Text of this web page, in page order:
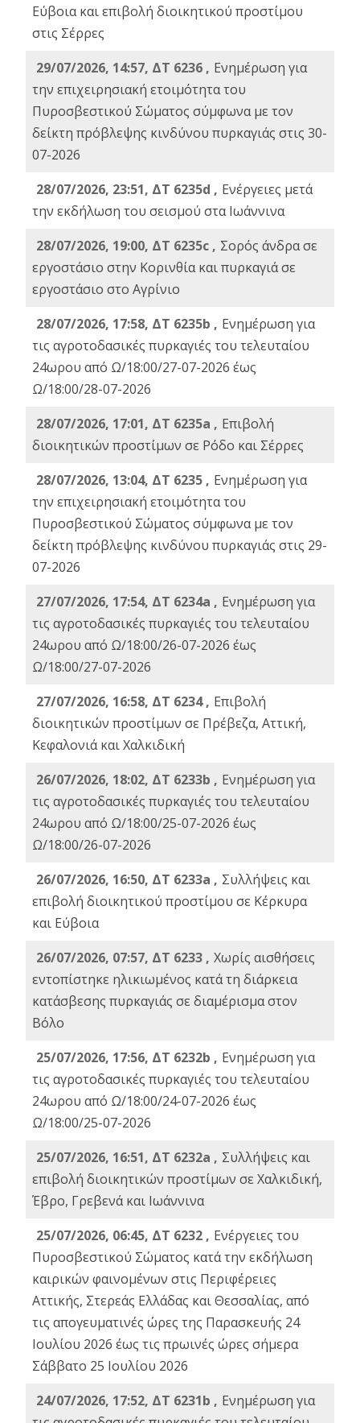
Εύβοια και επιβολή διοικητικού προστίμου
στις Σέρρες
29/07/2026, 14:57, ΔΤ 6236 , Ενημέρωση για
την επιχειρησιακή ετοιμότητα του
Πυροσβεστικού Σώματος σύμφωνα με τον
δείκτη πρόβλεψης κινδύνου πυρκαγιάς στις 30-
07-2026
28/07/2026, 23:51, ΔΤ 6235d , Ενέργειες μετά
την εκδήλωση του σεισμού στα Ιωάννινα
28/07/2026, 19:00, ΔΤ 6235c , Σορός άνδρα σε
εργοστάσιο στην Κορινθία και πυρκαγιά σε
εργοστάσιο στο Αγρίνιο
28/07/2026, 17:58, ΔΤ 6235b , Ενημέρωση για
τις αγροτοδασικές πυρκαγιές του τελευταίου
24ωρου από Ω/18:00/27-07-2026 έως
Ω/18:00/28-07-2026
28/07/2026, 17:01, ΔΤ 6235a , Eπιβολή
διοικητικών προστίμων σε Ρόδο και Σέρρες
28/07/2026, 13:04, ΔΤ 6235 , Ενημέρωση για
την επιχειρησιακή ετοιμότητα του
Πυροσβεστικού Σώματος σύμφωνα με τον
δείκτη πρόβλεψης κινδύνου πυρκαγιάς στις 29-
07-2026
27/07/2026, 17:54, ΔΤ 6234a , Ενημέρωση για
τις αγροτοδασικές πυρκαγιές του τελευταίου
24ωρου από Ω/18:00/26-07-2026 έως
Ω/18:00/27-07-2026
27/07/2026, 16:58, ΔΤ 6234 , Eπιβολή
διοικητικών προστίμων σε Πρέβεζα, Αττική,
Κεφαλονιά και Χαλκιδική
26/07/2026, 18:02, ΔΤ 6233b , Ενημέρωση για
τις αγροτοδασικές πυρκαγιές του τελευταίου
24ωρου από Ω/18:00/25-07-2026 έως
Ω/18:00/26-07-2026
26/07/2026, 16:50, ΔΤ 6233a , Συλλήψεις και
επιβολή διοικητικού προστίμου σε Κέρκυρα
και Εύβοια
26/07/2026, 07:57, ΔΤ 6233 , Χωρίς αισθήσεις
εντοπίστηκε ηλικιωμένος κατά τη διάρκεια
κατάσβεσης πυρκαγιάς σε διαμέρισμα στον
Βόλο
25/07/2026, 17:56, ΔΤ 6232b , Ενημέρωση για
τις αγροτοδασικές πυρκαγιές του τελευταίου
24ωρου από Ω/18:00/24-07-2026 έως
Ω/18:00/25-07-2026
25/07/2026, 16:51, ΔΤ 6232a , Συλλήψεις και
επιβολή διοικητικών προστίμων σε Χαλκιδική,
Έβρο, Γρεβενά και Ιωάννινα
25/07/2026, 06:45, ΔΤ 6232 , Ενέργειες του
Πυροσβεστικού Σώματος κατά την εκδήλωση
καιρικών φαινομένων στις Περιφέρειες
Αττικής, Στερεάς Ελλάδας και Θεσσαλίας, από
τις απογευματινές ώρες της Παρασκευής 24
Ιουλίου 2026 έως τις πρωινές ώρες σήμερα
Σάββατο 25 Ιουλίου 2026
24/07/2026, 17:52, ΔΤ 6231b , Ενημέρωση για